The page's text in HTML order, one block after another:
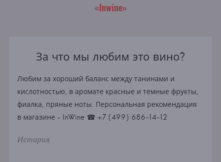
«Inwine»
За что мы любим это вино?
Любим за хороший баланс между танинами и
кислотностью, в аромате красные и темные фрукты,
фиалка, пряные ноты. Персональная рекомендация
в магазине - InWine ☎ +7 (499) 686-14-12
История